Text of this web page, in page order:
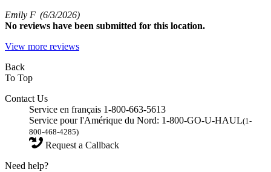
Emily F (6/3/2026)
No reviews have been submitted for this location.
View more reviews
Back
To Top
Contact Us
Service en français 1-800-663-5613
Service pour l'Amérique du Nord: 1-800-GO-U-HAUL(1-
800-468-4285)
Request a Callback
Need help?